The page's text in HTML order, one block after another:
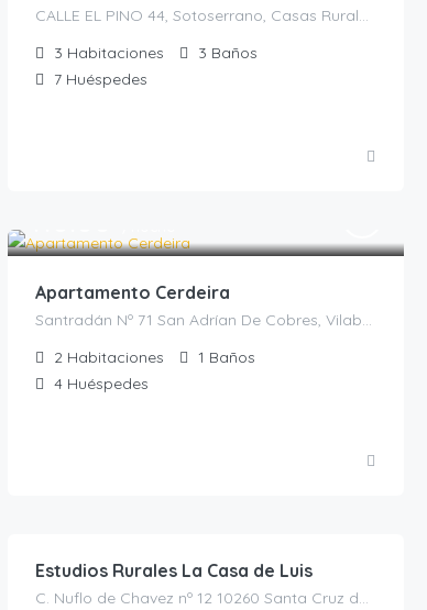
CALLE EL PINO 44, Sotoserrano, Casas Rurales en Salamanca, España
3 Habitaciones 3 Baños
7 Huéspedes
Apartamento Cerdeira
Santradán Nº 71 San Adrían De Cobres, Vilaboa, Casas Rurales en Pontevedra, España
2 Habitaciones 1 Baños
4 Huéspedes
Estudios Rurales La Casa de Luis
C. Nuflo de Chavez nº 12 10260 Santa Cruz de la Sierra, Cáceres, España, Santa Cruz de la Sierra, Casas rurales en Cáceres, España